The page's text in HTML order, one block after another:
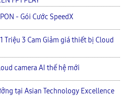
- Gói Cước SpeedX
Triệu 3 Cam Giảm giá thiết bị Cloud
camera AI thế hệ mới
tại Asian Technology Excellence